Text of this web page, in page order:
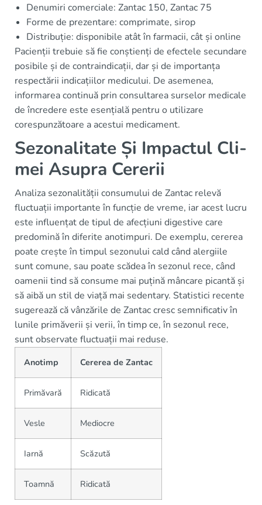
Denumiri comerciale: Zantac 150, Zantac 75
Forme de prezentare: comprimate, sirop
Distribuție: disponibile atât în farmacii, cât și online
Pacienții trebuie să fie conștienți de efectele secundare
posibile și de contraindicații, dar și de importanța
respectării indicațiilor medicului. De asemenea,
informarea continuă prin consultarea surselor medicale
de încredere este esențială pentru o utilizare
corespunzătoare a acestui medicament.
Sezonalitate Și Impactul Cli­
mei Asupra Cererii
Analiza sezonalității consumului de Zantac relevă
fluctuații importante în funcție de vreme, iar acest lucru
este influențat de tipul de afecțiuni digestive care
predomină în diferite anotimpuri. De exemplu, cererea
poate crește în timpul sezonului cald când alergiile
sunt comune, sau poate scădea în sezonul rece, când
oamenii tind să consume mai puțină mâncare picantă și
să aibă un stil de viață mai sedentary. Statistici recente
sugerează că vânzările de Zantac cresc semnificativ în
lunile primăverii și verii, în timp ce, în sezonul rece,
sunt observate fluctuații mai reduse.
Anotimp Cererea de Zantac
Primăvară Ridicată
Vesle Mediocre
Iarnă Scăzută
Toamnă Ridicată